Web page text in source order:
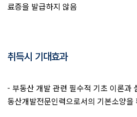
료증을 발급하지 않음
취득시 기대효과
- 부동산 개발 관련 필수적 기초 이론과
동산개발전문인력으로서의 기본소양을